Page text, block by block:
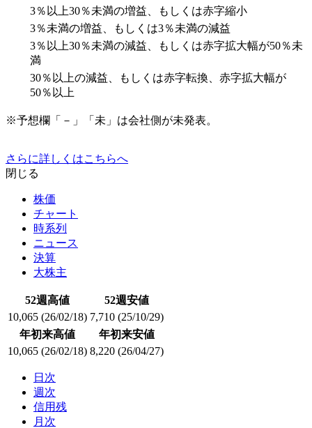
3％以上30％未満の増益、もしくは赤字縮小
3％未満の増益、もしくは3％未満の減益
3％以上30％未満の減益、もしくは赤字拡大幅が50％未
満
30％以上の減益、もしくは赤字転換、赤字拡大幅が
50％以上
※予想欄「－」「未」は会社側が未発表。
さらに詳しくはこちらへ
閉じる
株価
チャート
時系列
ニュース
決算
大株主
52週高値
52週安値
10,065 (26/02/18) 7,710 (25/10/29)
年初来高値
年初来安値
10,065 (26/02/18) 8,220 (26/04/27)
日次
週次
信用残
月次